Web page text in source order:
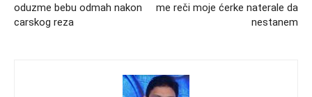
oduzme bebu odmah nakon
carskog reza
me reči moje ćerke naterale da
nestanem